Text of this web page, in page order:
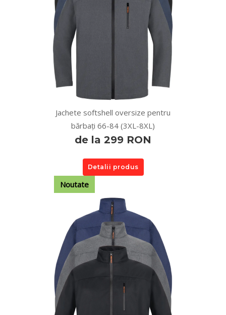
Jachete softshell oversize pentru
bărbați 66-84 (3XL-8XL)
de la 299 RON
Detalii produs
Noutate